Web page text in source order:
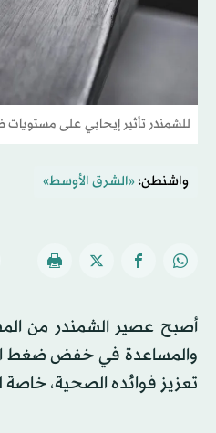
للشمندر تأثير إيجابي على
واشنطن: «الشرق الأوسط»
أصبح عصير الشمندر من
والمساعدة في خفض ضغط
تعزيز فوائده الصحية،